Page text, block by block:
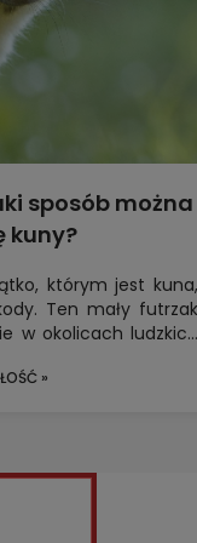
sposób można
kuny?
którym jest kuna,
Ten mały futrzak
w okolicach ludzkich
dobytek ulega
cieszy się więc dużą
i samochodów.
na podwórku i jak się
»